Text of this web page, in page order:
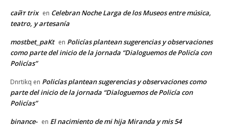
сайт trix en Celebran Noche Larga de los Museos entre música,
teatro, y artesanía
mostbet_paKt en Policías plantean sugerencias y observaciones
como parte del inicio de la jornada “Dialoguemos de Policía con
Policías”
Dnrtikq en Policías plantean sugerencias y observaciones como
parte del inicio de la jornada “Dialoguemos de Policía con
Policías”
binance- en El nacimiento de mi hija Miranda y mis 54